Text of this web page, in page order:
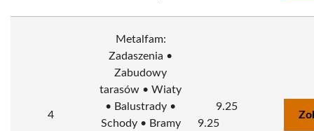
4
Metalfam:
Zadaszenia •
Zabudowy
tarasów • Wiaty
• Balustrady •
Schody • Bramy
9.25
9.25